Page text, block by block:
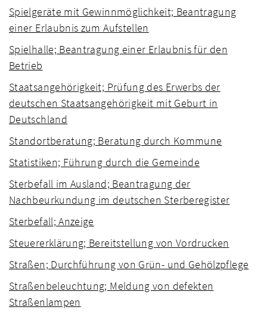
Spielgeräte mit Gewinnmöglichkeit; Beantragung
einer Erlaubnis zum Aufstellen
Spielhalle; Beantragung einer Erlaubnis für den
Betrieb
Staatsangehörigkeit; Prüfung des Erwerbs der
deutschen Staatsangehörigkeit mit Geburt in
Deutschland
Standortberatung; Beratung durch Kommune
Statistiken; Führung durch die Gemeinde
Sterbefall im Ausland; Beantragung der
Nachbeurkundung im deutschen Sterberegister
Sterbefall; Anzeige
Steuererklärung; Bereitstellung von Vordrucken
Straßen; Durchführung von Grün- und Gehölzpflege
Straßenbeleuchtung; Meldung von defekten
Straßenlampen